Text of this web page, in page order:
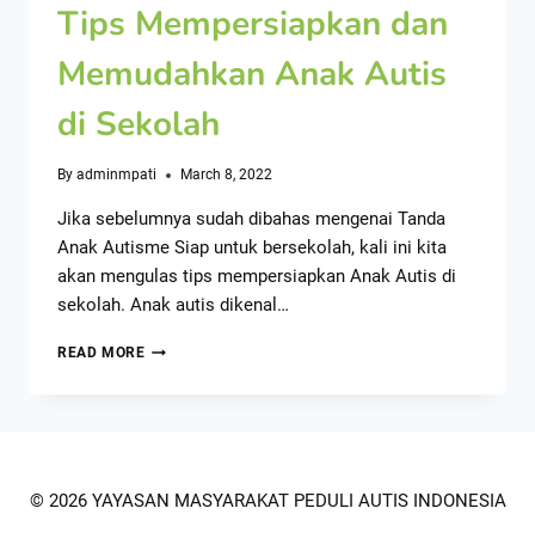
Tips Mempersiapkan dan
Memudahkan Anak Autis
di Sekolah
By adminmpati March 8, 2022
Jika sebelumnya sudah dibahas mengenai Tanda
Anak Autisme Siap untuk bersekolah, kali ini kita
akan mengulas tips mempersiapkan Anak Autis di
sekolah. Anak autis dikenal…
READ MORE
© 2026 YAYASAN MASYARAKAT PEDULI AUTIS INDONESIA